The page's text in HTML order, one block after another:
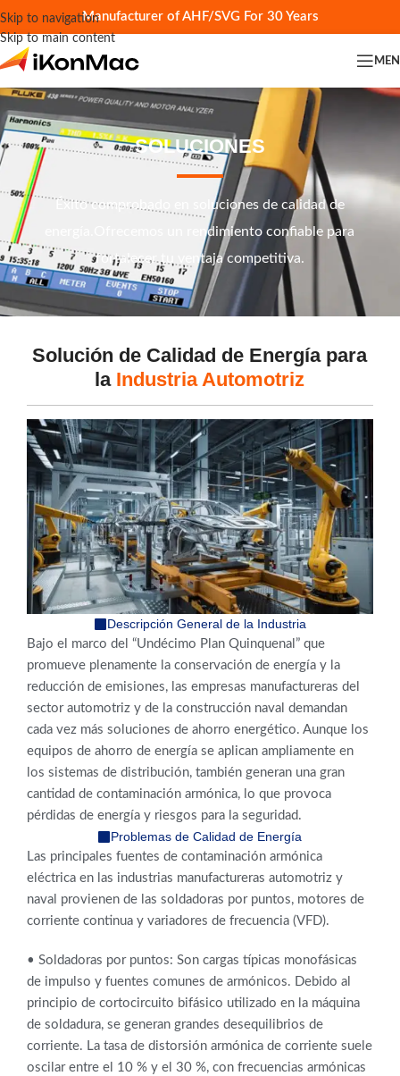
Skip to navigation
Skip to main content
Manufacturer of AHF/SVG For 30 Years
SOLUCIONES
Éxito comprobado en soluciones de calidad de
energía.Ofrecemos un rendimiento confiable para
fortalecer tu ventaja competitiva.
Solución de Calidad de Energía para
la Industria Automotriz
Descripción General de la Industria
Bajo el marco del “Undécimo Plan Quinquenal” que
promueve plenamente la conservación de energía y la
reducción de emisiones, las empresas manufactureras del
sector automotriz y de la construcción naval demandan
cada vez más soluciones de ahorro energético. Aunque los
equipos de ahorro de energía se aplican ampliamente en
los sistemas de distribución, también generan una gran
cantidad de contaminación armónica, lo que provoca
pérdidas de energía y riesgos para la seguridad.
Problemas de Calidad de Energía
Las principales fuentes de contaminación armónica
eléctrica en las industrias manufactureras automotriz y
naval provienen de las soldadoras por puntos, motores de
corriente continua y variadores de frecuencia (VFD).
• Soldadoras por puntos: Son cargas típicas monofásicas
de impulso y fuentes comunes de armónicos. Debido al
principio de cortocircuito bifásico utilizado en la máquina
de soldadura, se generan grandes desequilibrios de
corriente. La tasa de distorsión armónica de corriente suele
oscilar entre el 10 % y el 30 %, con frecuencias armónicas